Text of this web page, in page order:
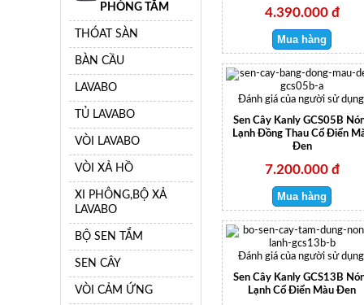
PHÒNG TẮM
THÓAT SÀN
BÀN CẦU
LAVABO
TỦ LAVABO
VÒI LAVABO
VÒI XẢ HỒ
XI PHÔNG,BỘ XẢ
LAVABO
BỘ SEN TẮM
SEN CÂY
VÒI CẢM ỨNG
4.390.000 đ
Đánh giá của người sử
Sen Cây Kanly GCS05B
Lạnh Đồng Thau Cổ Điển
Đen
7.200.000 đ
Đánh giá của người sử
Sen Cây Kanly GCS13B
Lạnh Cổ Điển Màu Đen